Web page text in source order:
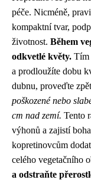
péče. Nicméně,
kompaktní tvar,
životnost. Během
odkvetlé květy. Tím
a prodloužíte dobu
dubnu, proveďte
poškozené nebo
cm nad zemí. Tento
výhonů a zajistí
kopretinovcům
celého vegetačního
a odstraňte